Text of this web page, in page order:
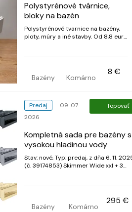
Polystyrénové tvárnice,
bloky na bazén
Polystyrénové tvarnice na bazény,
ploty, múry a iné stavby. Od 8,8 eur
záslepka pre tvárnicu – 1,40 € / ks
Technické parametre: • hrúbka
polystyrénu:...
Bazény Komárno
8 €
Predaj
09. 07.
2026
Topovať
Kompletná sada pre bazény s
vysokou hladinou vody
Stav: nové, Typ: predaj, z dňa 6. 11.
(č. 39174853) Skimmer Wide xxl + 3
súprava pre efektívnu filtráciu vody a
moderný dizajn bazéna – ideá...
Bazény Komárno
295 €